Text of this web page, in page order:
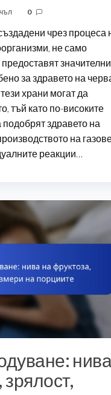
0
чрез процеса
не само
значителни
за здравето на
храни могат да
тъй като по-високите
здравето на
на
реакции…